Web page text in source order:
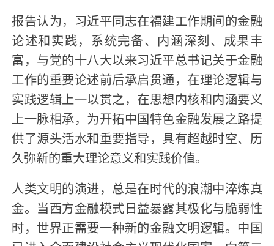
报告认为，习近平同志在福建工作期间的金融
论述和实践，系统完备、内涵深刻、成果丰
富，与党的十八大以来习近平总书记关于金融
工作的重要论述前后承启贯通，在理论逻辑与
实践逻辑上一以贯之，在思想内核和内涵要义
上一脉相承，为开拓中国特色金融发展之路提
供了源头活水和重要指导，具有超越时空、历
久弥新的重大理论意义和实践价值。
人类文明的演进，总是在时代的浪潮中淬炼真
金。当西方金融模式日益暴露其极化与脆弱性
时，世界正需要一种新的金融文明逻辑。中国